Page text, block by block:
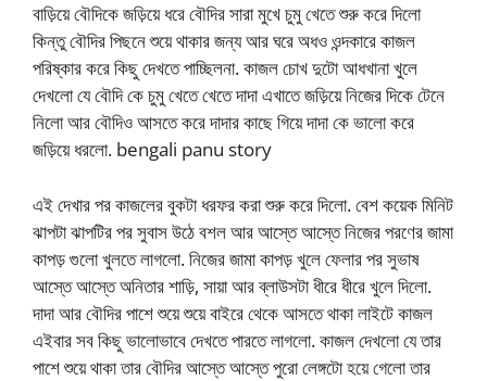
বাড়িয়ে বৌদিকে জড়িয়ে ধরে বৌদির সারা মুখে চুমু খেতে শুরু করে দিলো
কিন্তু বৌদির পিছনে শুয়ে থাকার জন্য আর ঘরে অধও ওন্দকারে কাজল
পরিষ্কার করে কিছু দেখতে পাচ্ছিলনা. কাজল চোখ দুটো আধখানা খুলে
দেখলো যে বৌদি কে চুমু খেতে খেতে দাদা এখাতে জড়িয়ে নিজের দিকে টেনে
নিলো আর বৌদিও আসতে করে দাদার কাছে গিয়ে দাদা কে ভালো করে
জড়িয়ে ধরলো. bengali panu story
এই দেখার পর কাজলের বুকটা ধরফর করা শুরু করে দিলো. বেশ কয়েক মিনিট
ঝাপটা ঝাপটির পর সুবাস উঠে বশল আর আস্তে আস্তে নিজের পরণের জামা
কাপড় গুলো খুলতে লাগলো. নিজের জামা কাপড় খুলে ফেলার পর সুভাষ
আস্তে আস্তে অনিতার শাড়ি, সায়া আর ব্লাউসটা ধীরে ধীরে খুলে দিলো.
দাদা আর বৌদির পাশে শুয়ে শুয়ে বাইরে থেকে আসতে থাকা লাইটে কাজল
এইবার সব কিছু ভালোভাবে দেখতে পারতে লাগলো. কাজল দেখলো যে তার
পাশে শুয়ে থাকা তার বৌদির আস্তে আস্তে পুরো লেঙ্গটো হয়ে গেলো তার